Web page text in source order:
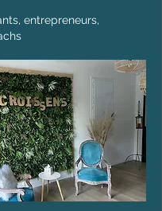
entrepreneurs,